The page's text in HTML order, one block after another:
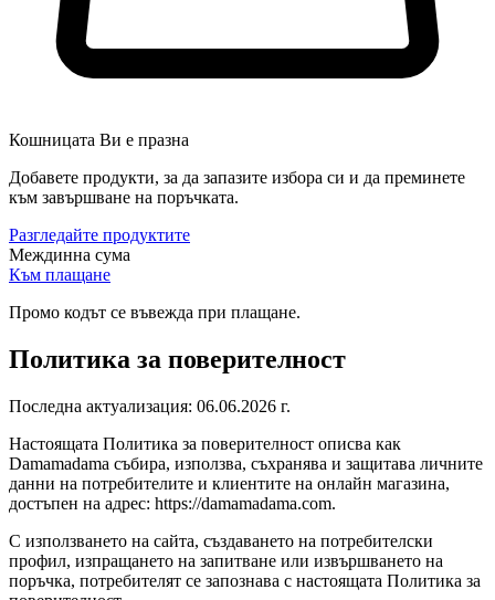
Кошницата Ви е празна
Добавете продукти, за да запазите избора си и да преминете
към завършване на поръчката.
Разгледайте продуктите
Междинна сума
Към плащане
Промо кодът се въвежда при плащане.
Политика за поверителност
Последна актуализация: 06.06.2026 г.
Настоящата Политика за поверителност описва как
Damamadama събира, използва, съхранява и защитава личните
данни на потребителите и клиентите на онлайн магазина,
достъпен на адрес: https://damamadama.com.
С използването на сайта, създаването на потребителски
профил, изпращането на запитване или извършването на
поръчка, потребителят се запознава с настоящата Политика за